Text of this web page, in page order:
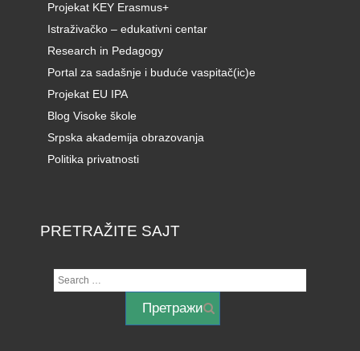
Projekat KEY Erasmus+
Istraživačko – edukativni centar
Research in Pedagogy
Portal za sadašnje i buduće vaspitač(ic)e
Projekat EU IPA
Blog Visoke škole
Srpska akademija obrazovanja
Politika privatnosti
PRETRAŽITE SAJT